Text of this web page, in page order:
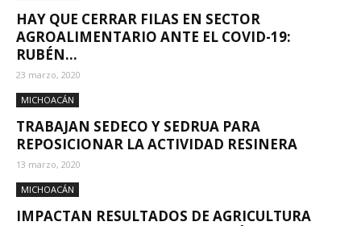
HAY QUE CERRAR FILAS EN SECTOR
AGROALIMENTARIO ANTE EL COVID-19:
RUBÉN...
23 marzo, 2020
MICHOACÁN
TRABAJAN SEDECO Y SEDRUA PARA
REPOSICIONAR LA ACTIVIDAD RESINERA
13 marzo, 2020
MICHOACÁN
IMPACTAN RESULTADOS DE AGRICULTURA